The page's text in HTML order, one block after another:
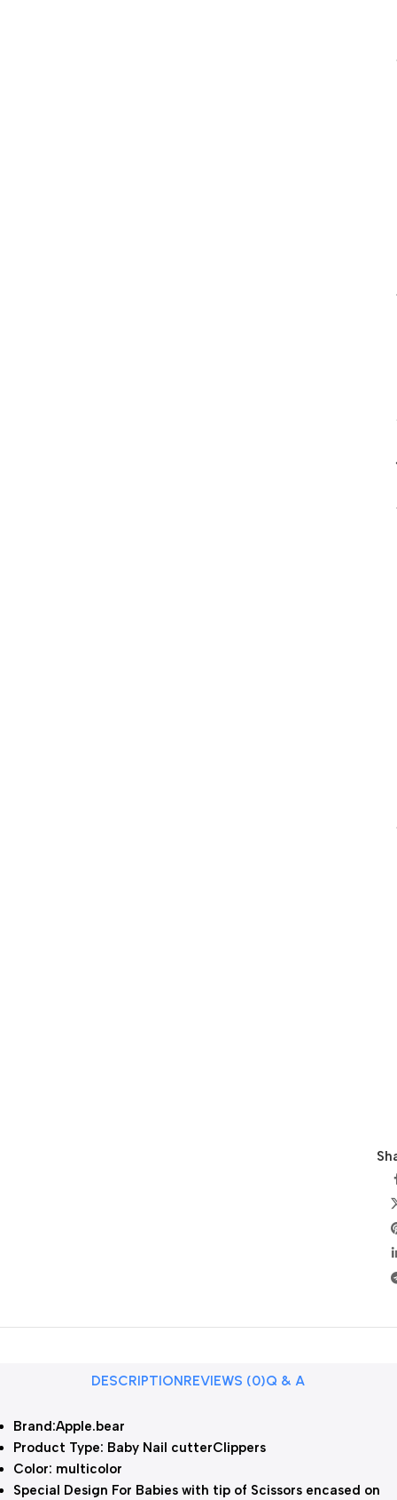
DESCRIPTIONREVIEWS (0)Q & A
Brand:Apple.bear
Product Type: Baby Nail cutterClippers
Color: multicolor
Special Design For Babies with tip of Scissors encased on